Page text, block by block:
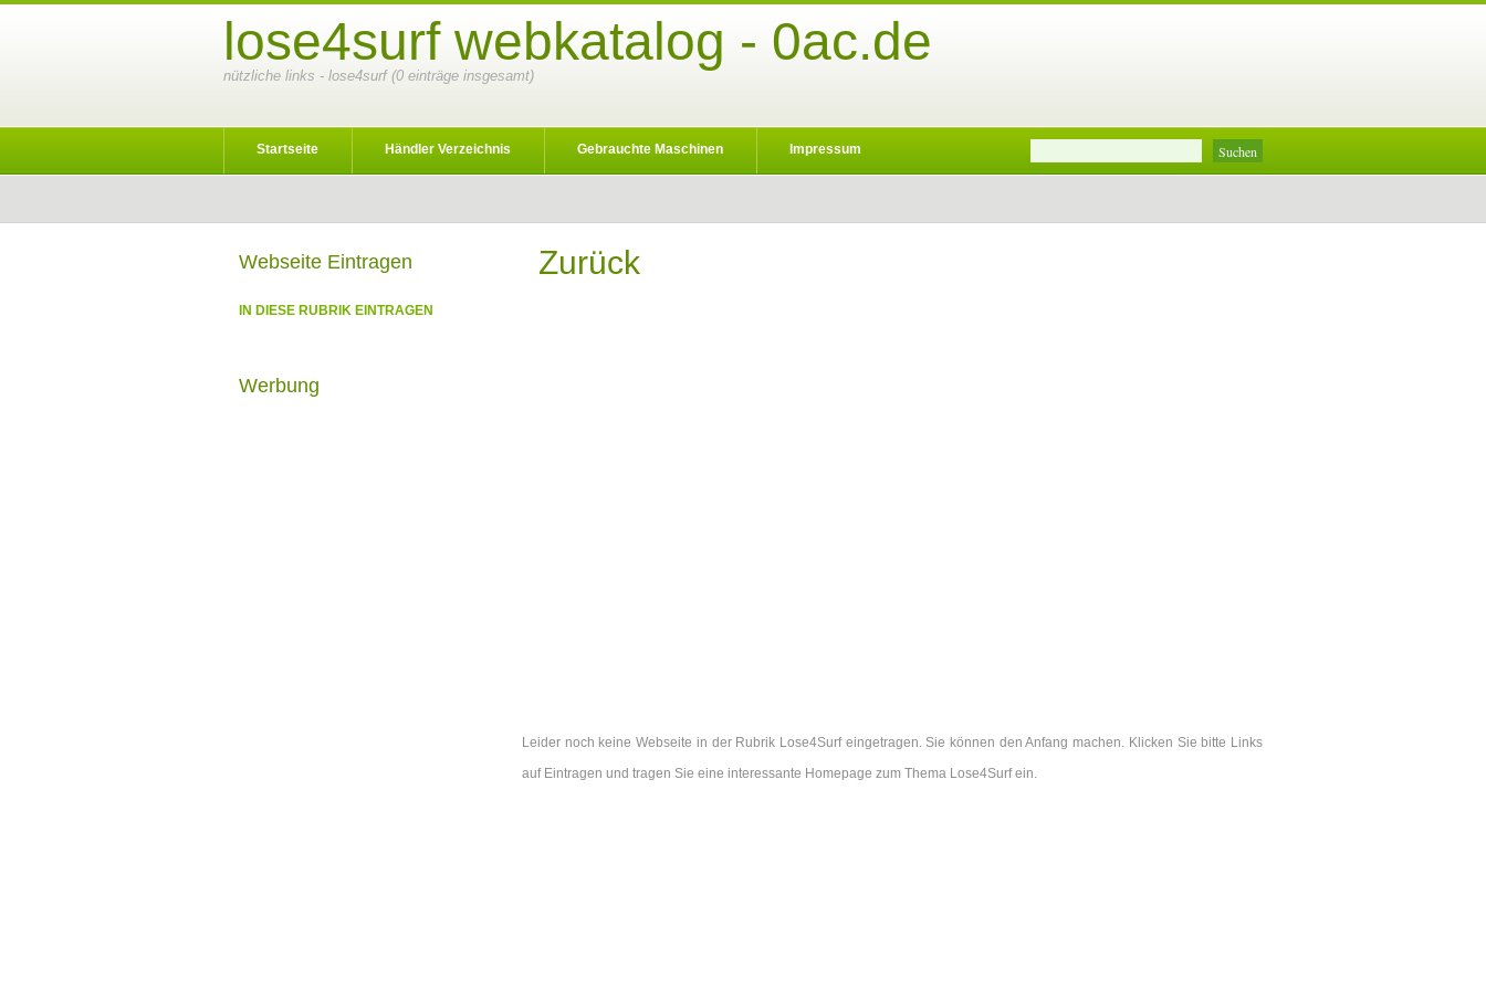
lose4surf webkatalog - 0ac.de
nützliche links - lose4surf (0 einträge insgesamt)
Startseite Händler Verzeichnis Gebrauchte Maschinen Impressum
Zurück
Leider noch keine Webseite in der Rubrik Lose4Surf eingetragen. Sie können den Anfang machen. Klicken Sie bitte Links
auf Eintragen und tragen Sie eine interessante Homepage zum Thema Lose4Surf ein.
Webseite Eintragen
IN DIESE RUBRIK EINTRAGEN
Werbung